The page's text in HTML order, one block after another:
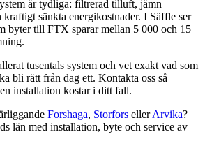
är tydliga: filtrerad tilluft, jämn
sänkta energikostnader. I Säffle ser
byter till FTX sparar mellan 5 000 och 15
tusentals system och vet exakt vad som
bli rätt från dag ett. Kontakta oss så
installation kostar i ditt fall.
Forshaga, Storfors ellerArvika?
län med installation, byte och service av